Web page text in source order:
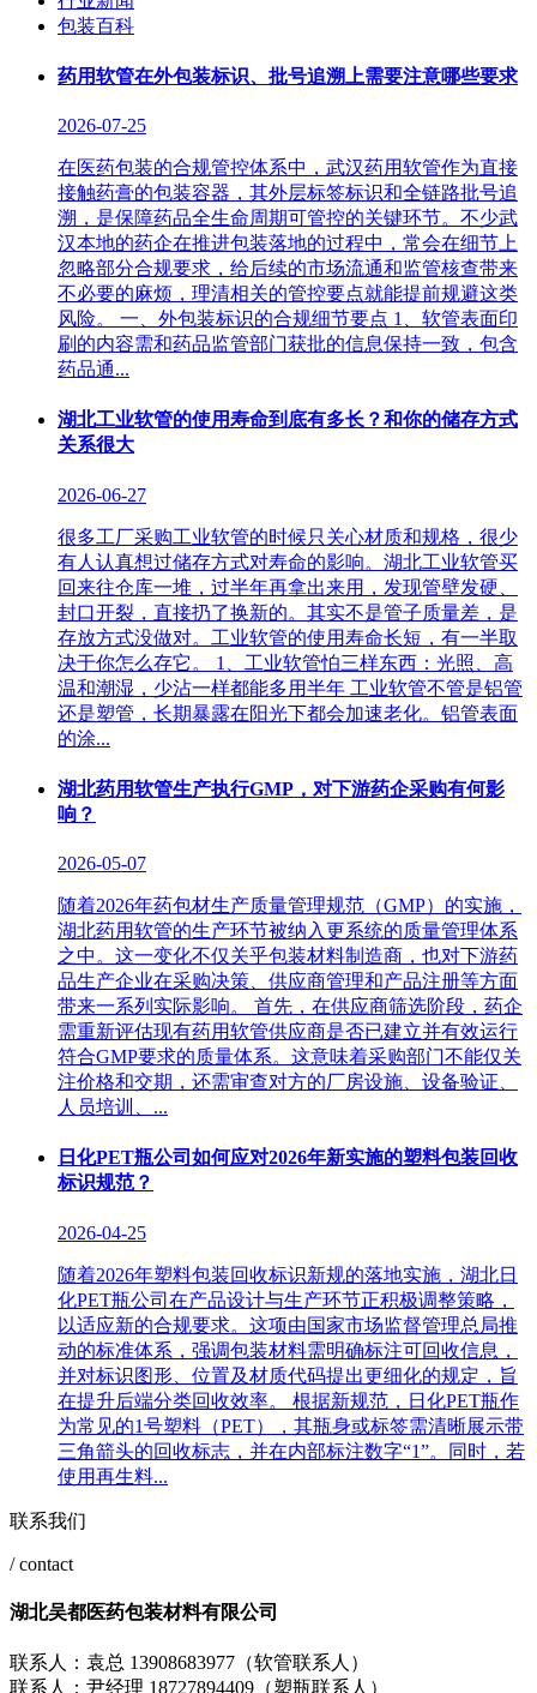
包装百科
药用软管在外包装标识、批号追溯上需要注意哪些要求
2026-07-25
在医药包装的合规管控体系中，武汉药用软管作为直接
接触药膏的包装容器，其外层标签标识和全链路批号追
溯，是保障药品全生命周期可管控的关键环节。不少武
汉本地的药企在推进包装落地的过程中，常会在细节上
忽略部分合规要求，给后续的市场流通和监管核查带来
不必要的麻烦，理清相关的管控要点就能提前规避这类
风险。 一、外包装标识的合规细节要点 1、软管表面印
刷的内容需和药品监管部门获批的信息保持一致，包含
药品通...
湖北工业软管的使用寿命到底有多长？和你的储存方式
关系很大
2026-06-27
很多工厂采购工业软管的时候只关心材质和规格，很少
有人认真想过储存方式对寿命的影响。湖北工业软管买
回来往仓库一堆，过半年再拿出来用，发现管壁发硬、
封口开裂，直接扔了换新的。其实不是管子质量差，是
存放方式没做对。工业软管的使用寿命长短，有一半取
决于你怎么存它。 1、工业软管怕三样东西：光照、高
温和潮湿，少沾一样都能多用半年‌ 工业软管不管是铝管
还是塑管，长期暴露在阳光下都会加速老化。铝管表面
的涂...
湖北药用软管生产执行GMP，对下游药企采购有何影
响？
2026-05-07
随着2026年药包材生产质量管理规范（GMP）的实施，
湖北药用软管的生产环节被纳入更系统的质量管理体系
之中。这一变化不仅关乎包装材料制造商，也对下游药
品生产企业在采购决策、供应商管理和产品注册等方面
带来一系列实际影响。 首先，在供应商筛选阶段，药企
需重新评估现有药用软管供应商是否已建立并有效运行
符合GMP要求的质量体系。这意味着采购部门不能仅关
注价格和交期，还需审查对方的厂房设施、设备验证、
人员培训、...
日化PET瓶公司如何应对2026年新实施的塑料包装回收
标识规范？
2026-04-25
随着2026年塑料包装回收标识新规的落地实施，湖北日
化PET瓶公司在产品设计与生产环节正积极调整策略，
以适应新的合规要求。这项由国家市场监督管理总局推
动的标准体系，强调包装材料需明确标注可回收信息，
并对标识图形、位置及材质代码提出更细化的规定，旨
在提升后端分类回收效率。 根据新规范，日化PET瓶作
为常见的1号塑料（PET），其瓶身或标签需清晰展示带
三角箭头的回收标志，并在内部标注数字“1”。同时，若
使用再生料...
联系我们
/ contact
湖北吴都医药包装材料有限公司
联系人：袁总 13908683977（软管联系人）
联系人：尹经理 18727894409（塑瓶联系人）